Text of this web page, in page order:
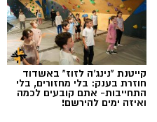
קייטנת "נינג'ה לזוז" באשדוד
חוזרת בענק: בלי מחזורים, בלי
התחייבות- אתם קובעים לכמה
ואיזה ימים להירשם!